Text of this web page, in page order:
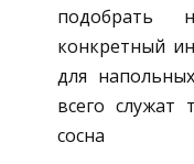
подобрать
конкретный
для
всего служат
сосна